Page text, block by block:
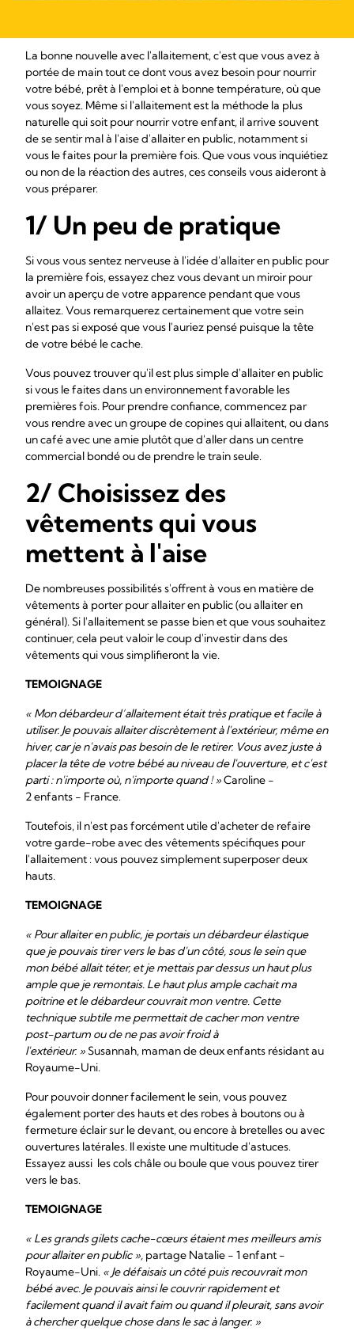
La bonne nouvelle avec l'allaitement, c'est que vous avez à
portée de main tout ce dont vous avez besoin pour nourrir
votre bébé, prêt à l'emploi et à bonne température, où que
vous soyez. Même si l'allaitement est la méthode la plus
naturelle qui soit pour nourrir votre enfant, il arrive souvent
de se sentir mal à l'aise d'allaiter en public, notamment si
vous le faites pour la première fois. Que vous vous inquiétiez
ou non de la réaction des autres, ces conseils vous aideront à
vous préparer.
1/ Un peu de pratique
Si vous vous sentez nerveuse à l'idée d'allaiter en public pour
la première fois, essayez chez vous devant un miroir pour
avoir un aperçu de votre apparence pendant que vous
allaitez. Vous remarquerez certainement que votre sein
n'est pas si exposé que vous l'auriez pensé puisque la tête
de votre bébé le cache.
Vous pouvez trouver qu'il est plus simple d'allaiter en public
si vous le faites dans un environnement favorable les
premières fois. Pour prendre confiance, commencez par
vous rendre avec un groupe de copines qui allaitent, ou dans
un café avec une amie plutôt que d'aller dans un centre
commercial bondé ou de prendre le train seule.
2/ Choisissez des
vêtements qui vous
mettent à l'aise
De nombreuses possibilités s'offrent à vous en matière de
vêtements à porter pour allaiter en public (ou allaiter en
général). Si l'allaitement se passe bien et que vous souhaitez
continuer, cela peut valoir le coup d'investir dans des
vêtements qui vous simplifieront la vie.
TEMOIGNAGE
« Mon débardeur d’allaitement était très pratique et facile à
utiliser. Je pouvais allaiter discrètement à l'extérieur, même en
hiver, car je n'avais pas besoin de le retirer. Vous avez juste à
placer la tête de votre bébé au niveau de l'ouverture, et c'est
parti : n'importe où, n'importe quand ! »Caroline -
2 enfants - France.
Toutefois, il n'est pas forcément utile d'acheter de refaire
votre garde-robe avec des vêtements spécifiques pour
l'allaitement : vous pouvez simplement superposer deux
hauts.
TEMOIGNAGE
« Pour allaiter en public, je portais un débardeur élastique
que je pouvais tirer vers le bas d'un côté, sous le sein que
mon bébé allait téter, et je mettais par dessus un haut plus
ample que je remontais. Le haut plus ample cachait ma
poitrine et le débardeur couvrait mon ventre. Cette
technique subtile me permettait de cacher mon ventre
post-partum ou de ne pas avoir froid à
l'extérieur. »Susannah, maman de deux enfants résidant au
Royaume-Uni.
Pour pouvoir donner facilement le sein, vous pouvez
également porter des hauts et des robes à boutons ou à
fermeture éclair sur le devant, ou encore à bretelles ou avec
ouvertures latérales. Il existe une multitude d'astuces.
Essayez aussi les cols châle ou boule que vous pouvez tirer
vers le bas.
TEMOIGNAGE
« Les grands gilets cache-cœurs étaient mes meilleurs amis
pour allaiter en public », partage Natalie - 1 enfant -
Royaume-Uni. « Je défaisais un côté puis recouvrait mon
bébé avec. Je pouvais ainsi le couvrir rapidement et
facilement quand il avait faim ou quand il pleurait, sans avoir
à chercher quelque chose dans le sac à langer. »